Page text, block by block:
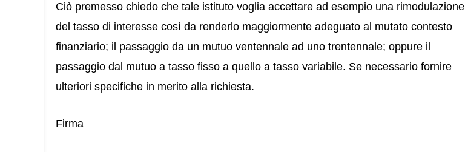
Ciò premesso chiedo che tale istituto voglia accettare ad esempio una rimodulazione
del tasso di interesse così da renderlo maggiormente adeguato al mutato contesto
finanziario; il passaggio da un mutuo ventennale ad uno trentennale; oppure il
passaggio dal mutuo a tasso fisso a quello a tasso variabile. Se necessario fornire
ulteriori specifiche in merito alla richiesta.
Firma